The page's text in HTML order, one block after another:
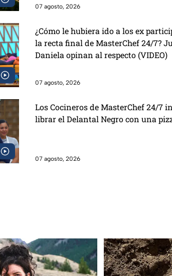
07 agosto, 2026
¿Cómo le hubiera ido a los ex
la recta final de MasterChef 24/7?
Daniela opinan al respecto (VIDEO)
07 agosto, 2026
Los Cocineros de MasterChef 24/7
librar el Delantal Negro con una
07 agosto, 2026